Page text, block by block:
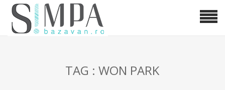
TAG : WON PARK